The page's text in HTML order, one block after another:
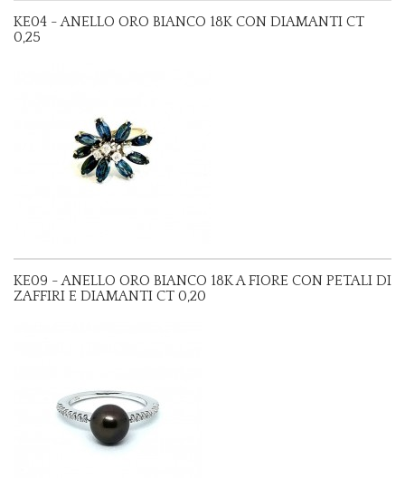
KE04 - ANELLO ORO BIANCO 18K CON DIAMANTI CT
0,25
KE09 - ANELLO ORO BIANCO 18K A FIORE CON PETALI DI
ZAFFIRI E DIAMANTI CT 0,20